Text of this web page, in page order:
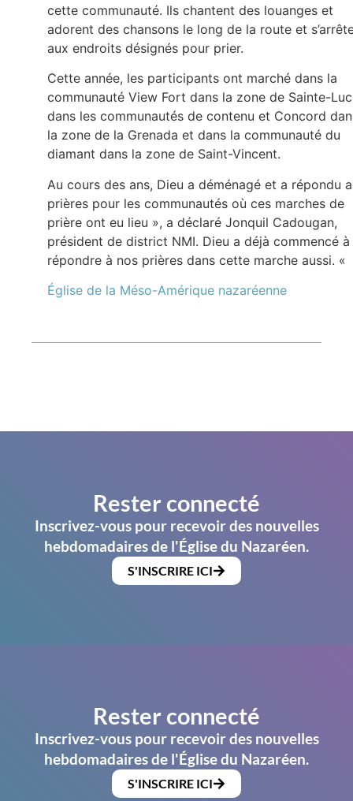
cette communauté. Ils chantent des louanges et
adorent des chansons le long de la route et
aux endroits désignés pour prier.
Cette année, les participants ont marché dans la
communauté View Fort dans la zone de Sainte-
dans les communautés de contenu et Concord
la zone de la Grenada et dans la communauté du
diamant dans la zone de Saint-Vincent.
Au cours des ans, Dieu a déménagé et a répondu
prières pour les communautés où ces marches de
prière ont eu lieu », a déclaré Jonquil Cadougan,
président de district NMI. Dieu a déjà commencé à
répondre à nos prières dans cette marche aussi. «
Église de la Méso-Amérique nazaréenne
Rester connecté
Inscrivez-vous pour recevoir des nouvelles
hebdomadaires de l'Église du Nazaréen.
S'INSCRIRE ICI
Rester connecté
Inscrivez-vous pour recevoir des nouvelles
hebdomadaires de l'Église du Nazaréen.
S'INSCRIRE ICI